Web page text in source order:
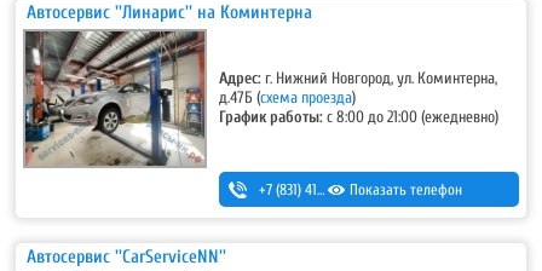
Автосервис ''Линарис'' на Коминтерна
Адрес: г. Нижний Новгород, ул. Коминтерна,
д.47Б (схема проезда)
График работы:с 8:00 до 21:00 (ежедневно)
+7 (831) 411-15-14 ,+7 (831) 411-15-24
Показать телефон
Автосервис ''CarServiceNN''